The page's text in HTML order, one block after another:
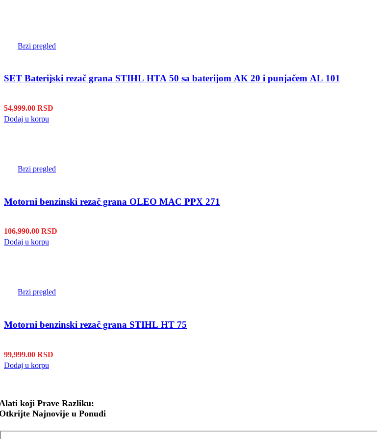
Brzi pregled
SET Baterijski rezač grana STIHL HTA 50 sa baterijom AK 20 i punjačem AL 101
54,999.00 RSD
Dodaj u korpu
Brzi pregled
Motorni benzinski rezač grana OLEO MAC PPX 271
106,990.00 RSD
Dodaj u korpu
Brzi pregled
Motorni benzinski rezač grana STIHL HT 75
99,999.00 RSD
Dodaj u korpu
koji Prave Razliku:
Najnovije u Ponudi